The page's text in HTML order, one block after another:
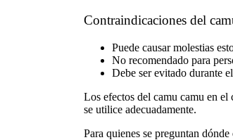
Contraindicaciones del
Puede causar molestias
No recomendado para
Debe ser evitado durante
Los efectos del camu camu en el
se utilice adecuadamente.
Para quienes se preguntan dónde